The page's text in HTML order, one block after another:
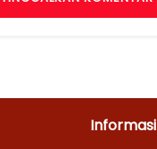
Informasi